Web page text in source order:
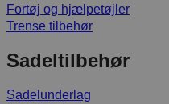
Fortøj og hjælpetøjler
Trense tilbehør
Sadeltilbehør
Sadelunderlag